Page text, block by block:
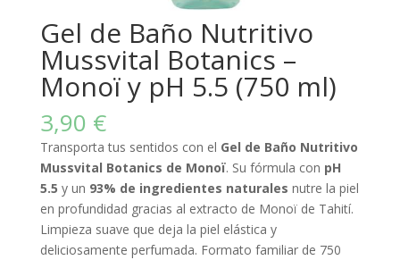
Gel de Baño Nutritivo
Mussvital Botanics –
Monoï y pH 5.5 (750 ml)
3,90 €
Transporta tus sentidos con el Gel de Baño Nutritivo
Mussvital Botanics de Monoï. Su fórmula con pH
5.5 y un 93% de ingredientes naturales nutre la piel
en profundidad gracias al extracto de Monoï de Tahití.
Limpieza suave que deja la piel elástica y
deliciosamente perfumada. Formato familiar de 750